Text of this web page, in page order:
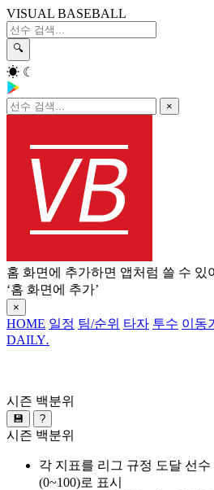
VISUAL BASEBALL
🔍
☀ ☾
×
홈 화면에 추가하면 앱처럼 쓸 수 있
‘홈 화면에 추가’
×
HOME 일정 팀/순위 타자 투수 이동
DAILY.
시즌 백분위
💾 ?
시즌 백분위
각 지표를 리그 규정 도달 선
(0~100)로 표시